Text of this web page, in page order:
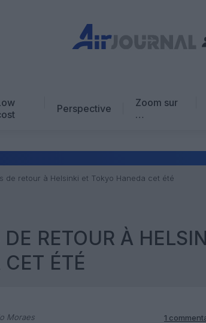
Perspective
Zoom sur
…
Avis d’expert
de retour à Helsinki et Tokyo Haneda cet été
DE RETOUR À
ÉTÉ
Moraes 1